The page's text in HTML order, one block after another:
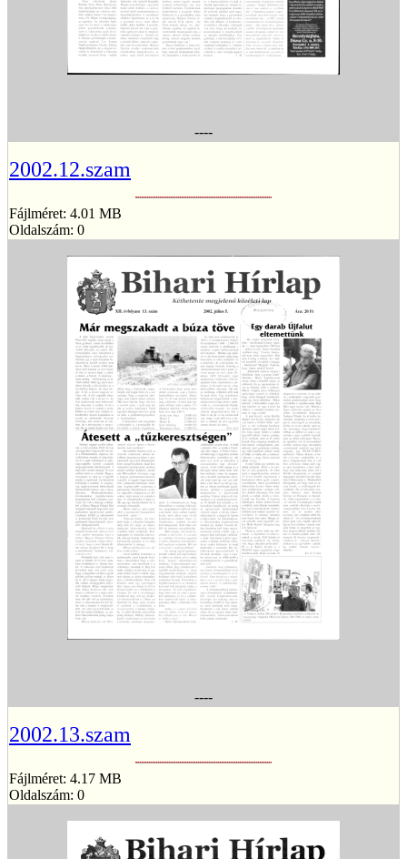
----
2002.12.szam
Fájlméret: 4.01 MB
Oldalszám: 0
----
2002.13.szam
Fájlméret: 4.17 MB
Oldalszám: 0